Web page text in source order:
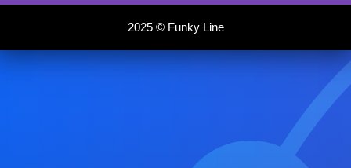
2025 © Funky Line